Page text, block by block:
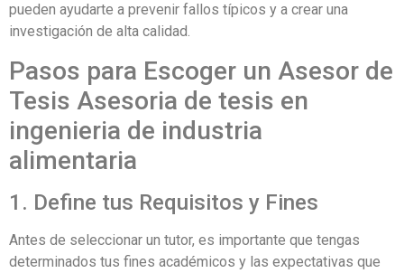
pueden ayudarte a prevenir fallos típicos y a crear una
investigación de alta calidad.
Pasos para Escoger un Asesor de
Tesis Asesoria de tesis en
ingenieria de industria
alimentaria
1. Define tus Requisitos y Fines
Antes de seleccionar un tutor, es importante que tengas
determinados tus fines académicos y las expectativas que